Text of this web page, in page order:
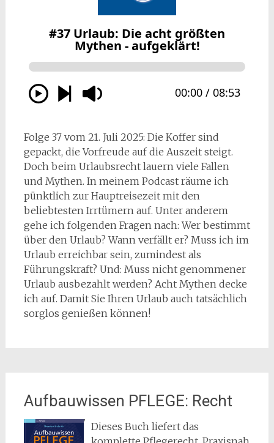
Folge 37 vom 21. Juli 2025: Die Koffer sind
gepackt, die Vorfreude auf die Auszeit steigt.
Doch beim Urlaubsrecht lauern viele Fallen
und Mythen. In meinem Podcast räume ich
pünktlich zur Hauptreisezeit mit den
beliebtesten Irrtümern auf. Unter anderem
gehe ich folgenden Fragen nach: Wer bestimmt
über den Urlaub? Wann verfällt er? Muss ich im
Urlaub erreichbar sein, zumindest als
Führungskraft? Und: Muss nicht genommener
Urlaub ausbezahlt werden? Acht Mythen decke
ich auf. Damit Sie Ihren Urlaub auch tatsächlich
sorglos genießen können!
Aufbauwissen PFLEGE: Recht
Dieses Buch liefert das